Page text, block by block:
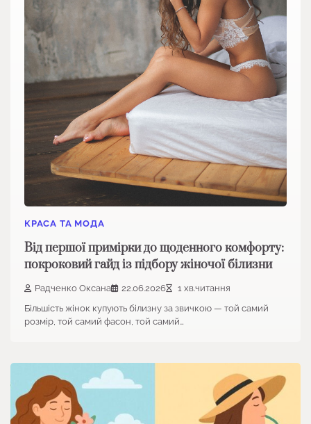
КРАСА ТА МОДА
Від першої примірки до щоденного комфорту:
покроковий гайд із підбору жіночої білизни
Радченко Оксана 22.06.2026
1 хв.читання
Більшість жінок купують білизну за звичкою — той самий
розмір, той самий фасон, той самий…